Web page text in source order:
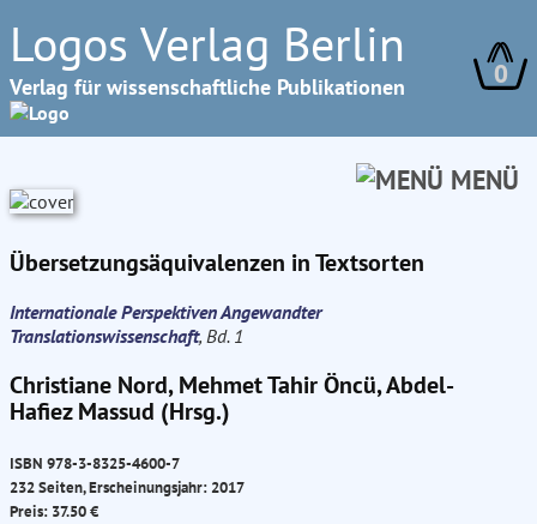
Logos Verlag Berlin
Verlag für wissenschaftliche Publikationen 0
MENÜ
Übersetzungsäquivalenzen in Textsorten
Internationale Perspektiven Angewandter
Translationswissenschaft, Bd. 1
Christiane Nord, Mehmet Tahir Öncü, Abdel-
Hafiez Massud (Hrsg.)
ISBN 978-3-8325-4600-7
232 Seiten, Erscheinungsjahr: 2017
Preis: 37.50 €